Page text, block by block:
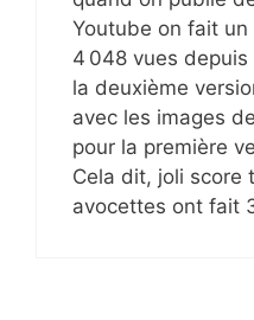
Youtube on fait
4 048 vues
la deuxième
avec les images
pour la première
Cela dit, joli score
avocettes ont fait